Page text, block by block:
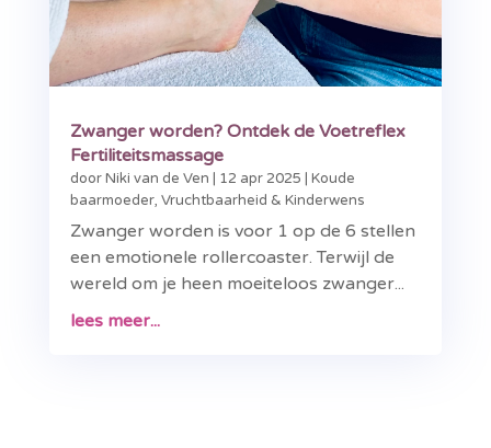
Zwanger worden? Ontdek de Voetreflex
Fertiliteitsmassage
doorNiki van de Ven 12 apr 2025
Koude
baarmoeder, Vruchtbaarheid & Kinderwens
Zwanger worden is voor 1 op de 6 stellen
een emotionele rollercoaster. Terwijl de
wereld om je heen moeiteloos zwanger...
lees meer...